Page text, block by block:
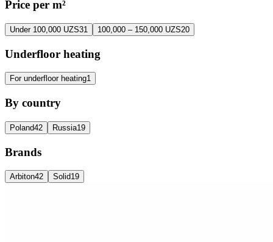
Price per m²
Under 100,000 UZS31 100,000 – 150,000 UZS20
Underfloor heating
For underfloor heating1
By country
Poland42 Russia19
Brands
Arbiton42 Solid19